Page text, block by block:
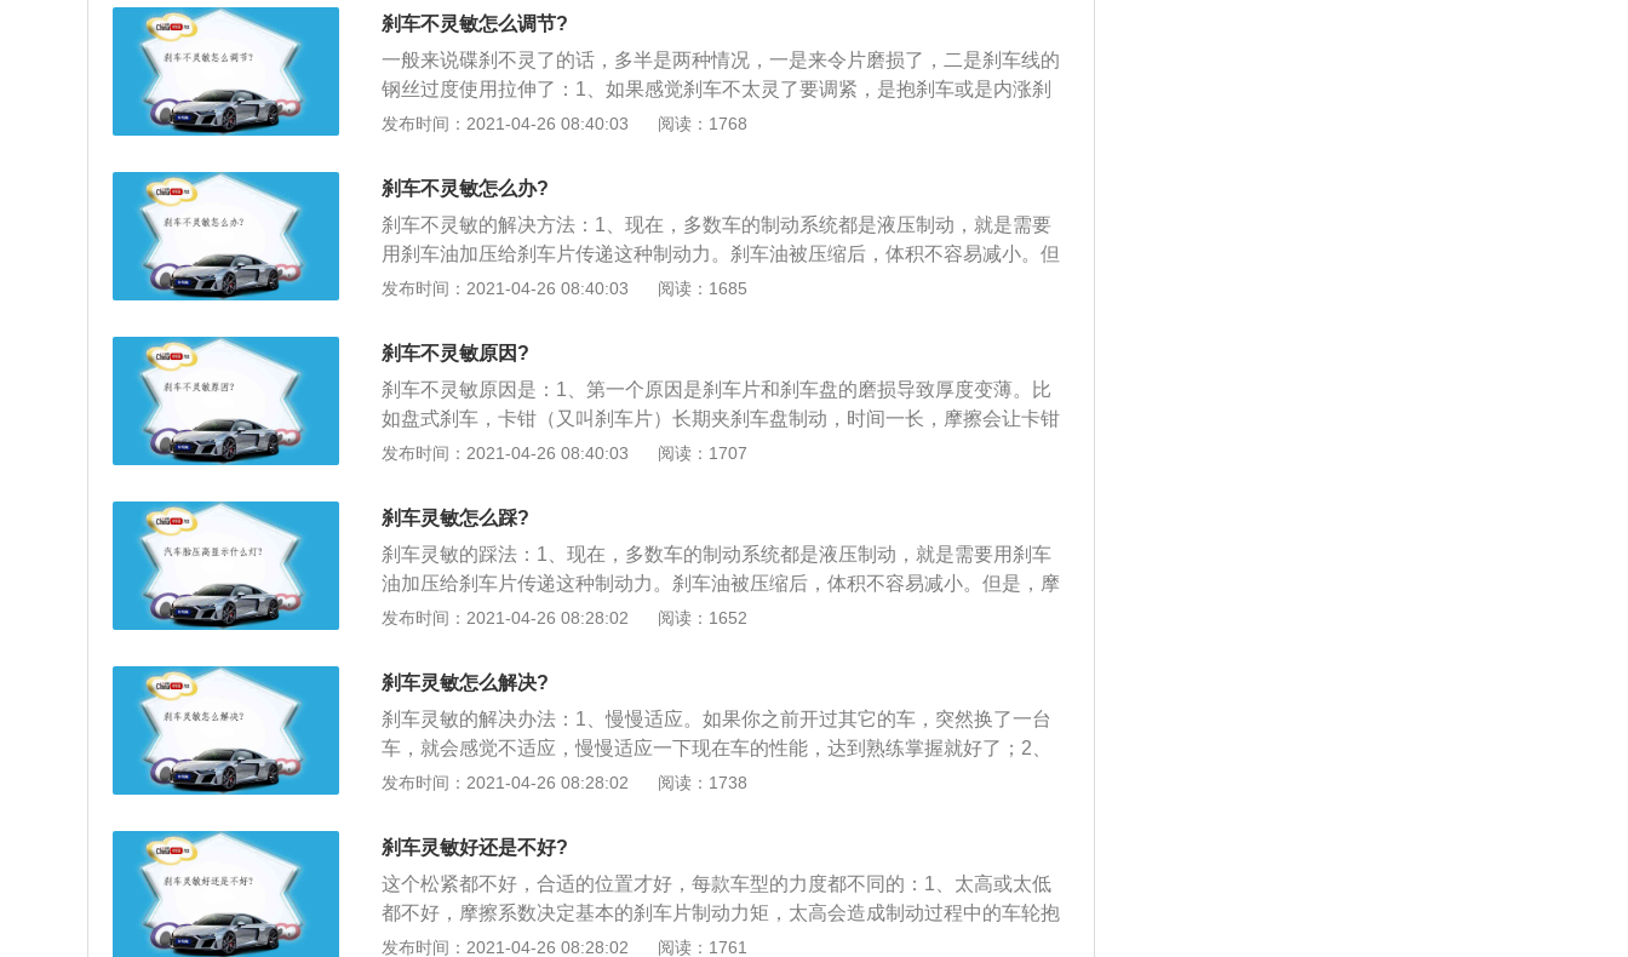
车，踩个五六下然后直接踩住，底下那颗螺丝松动一下，油会飙出来，然后刹车
放掉，四个轮子全部重复循环三次就行了。
刹车不灵敏怎么调节?
一般来说碟刹不灵了的话，多半是两种情况，一是来令片磨损了，二是刹车线的
钢丝过度使用拉伸了：1、如果感觉刹车不太灵了要调紧，是抱刹车或是内涨刹
车的话，就要先用扳手把固定刹车线的螺丝松掉，用老虎钳子夹住刹车线往后拉
刹车线固定螺丝紧到头，然后亲自试骑就可以了；2、如果刹车都是前后鼓刹就
更简单了，只用把穿在刹车线顶部的螺丝用工具顺时针拧紧就可以把刹车调紧
了，反之逆时针拧松就是放松刹车；3、如果不管是什么类型的刹车，只是刹不
住车，不是刹车松了不灵的话这时候调紧刹车就没用了甚至有阻力，这时候最好
找维修人员调，这时候要调刹车盒或者是刹车鼓上的微调螺丝！但只能微调，边
柄和刹车线的连接处，那个线管调节螺丝，用手紧一紧，就可以了；5、来令片
磨损的话，就麻烦了，要花钱更换来令片，不过价格不贵，几十元而已。
发布时间：2021-04-26 08:40:03 阅读：1768
刹车不灵敏怎么办?
刹车不灵敏的解决方法：1、现在，多数车的制动系统都是液压制动，就是需要
用刹车油加压给刹车片传递这种制动力。刹车油被压缩后，体积不容易减小。但
是，摩擦生热，这个刹车片在大力加刹车盘的时候，会产出高温，而高温又会通
麻烦了，在这种高温下，水分会蒸发汽化，变成了可以被压缩的气体，哪怕这种
水汽很少，但存在于刹车泵中，都会让咱们感觉刹车踏板变软，变软的那段，其
实就是，要压缩汽化的水；3、刹车油一般是在两年或者四万公里更换一次，每
次大概是2升～4升。刹车片和刹车盘的更换，更多的是刹车习惯，有些人开车踩
刹车比较频繁，可能更换比较早。
发布时间：2021-04-26 08:40:03 阅读：1685
刹车不灵敏原因?
刹车不灵敏原因是：1、第一个原因是刹车片和刹车盘的磨损导致厚度变薄。比
如盘式刹车，卡钳（又叫刹车片）长期夹刹车盘制动，时间一长，摩擦会让卡钳
和刹车盘表面变得越来越薄，这就会让刹车踏板的行程边长；2、第二个原因是
的很薄，达到轮胎沟纹中的磨损标记。长期摩擦的轮胎与地面的附着力也会变
差，导致刹车的制动距离边长；3、第三个原因也是最主要的原因是刹车油的问
题。现在，多数车的制动系统都是液压制动，就是需要用刹车油加压给刹车片传
递这种制动力。刹车油被压缩后，体积不容易减小。但是，摩擦生热，这个刹车
片在大力加刹车盘的时候，会产出高温，而高温又会通过刹车片和刹车分泵传导
发布时间：2021-04-26 08:40:03 阅读：1707
刹车灵敏怎么踩?
刹车灵敏的踩法：1、现在，多数车的制动系统都是液压制动，就是需要用刹车
油加压给刹车片传递这种制动力。刹车油被压缩后，体积不容易减小。但是，摩
擦生热，这个刹车片在大力加刹车盘的时候，会产出高温，而高温又会通过刹车
了，在这种高温下，水分会蒸发汽化，变成了可以被压缩的气体，哪怕这种水汽
很少，但存在于刹车泵中，都会让咱们感觉刹车踏板变软，变软的那段，其实就
是，要压缩汽化的水；3、刹车油一般是在两年或者四万公里更换一次，每次大
概是2升～4升。刹车片和刹车盘的更换，更多的是刹车习惯，有些人开车踩刹车
比较频繁，可能更换比较早；4、刹车盘就相对寿命更长一些了，一般到了8万公
里，但一般使用的都会比这个时间更长。在轮胎沟纹中有一个磨损标记的凸起，
当轮胎花纹的厚度达到磨损标记的时候，就一定要尽快更换了。
发布时间：2021-04-26 08:28:02 阅读：1652
刹车灵敏怎么解决?
刹车灵敏的解决办法：1、慢慢适应。如果你之前开过其它的车，突然换了一台
车，就会感觉不适应，慢慢适应一下现在车的性能，达到熟练掌握就好了；2、
掌握要领。在车辆比较少的道路上，驾驶汽车先熟悉一下刹车的性能，经常试踩
要猛踩刹车。熟悉以后，就应用自如了；4、点刹车。点刹车，就是点一下刹车
踏板，然后迅速抬起，再点再抬，反复操作。这样会避免因为刹车灵敏度高，造
成的急刹车情况。
发布时间：2021-04-26 08:28:02 阅读：1738
刹车灵敏好还是不好?
这个松紧都不好，合适的位置才好，每款车型的力度都不同的：1、太高或太低
都不好，摩擦系数决定基本的刹车片制动力矩，太高会造成制动过程中的车轮抱
死、方向失控和烧片，太低则制动距离过长；2、摩擦系数主要是接触材料、界
发布时间：2021-04-26 08:28:02 阅读：1761